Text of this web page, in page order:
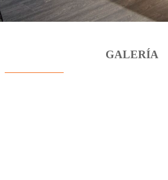
GALERÍA